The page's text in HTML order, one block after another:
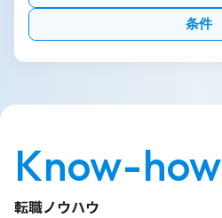
条件
Know-how
転職ノウハウ